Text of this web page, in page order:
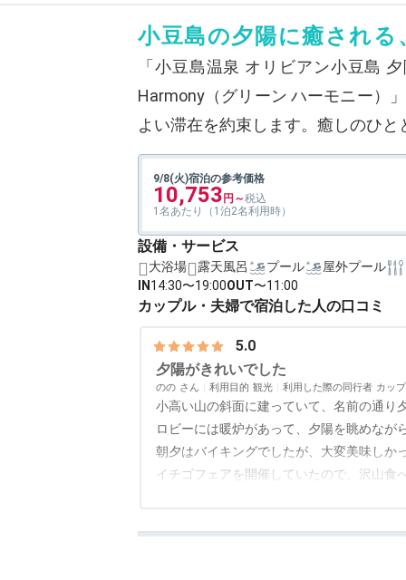
小豆島の夕陽に癒され
「小豆島温泉 オリビアン小豆島
Harmony（グリーン ハーモニー）
よい滞在を約束します。癒しのひ
9/8(火)宿泊の参考価格
10,753
1名あたり（1泊2名利用時）
設備・サービス
大浴場 露天風呂 プール 屋外プール
IN 14:30〜19:00OUT〜11:00
カップル・夫婦で宿泊した人の口コミ
5.0
夕陽がきれいでした
のの 利用目的 観光 利用した際の同行者 カッ
小高い山の斜面に建っていて、名前の通り
ロビーには暖炉があって、夕陽を眺めなが
朝夕はバイキングでしたが、大変美味しか
イチゴフェアを開催していたので、沢山食